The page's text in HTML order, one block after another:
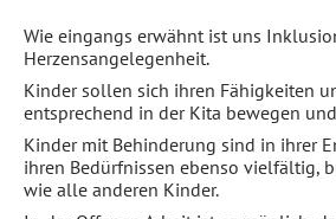
Wie eingangs erwähnt ist uns
Herzensangelegenheit.
Kinder sollen sich ihren Fähigkeiten
entsprechend in der Kita bewegen
Kinder mit Behinderung sind in ihrer
ihren Bedürfnissen ebenso vielfältig,
wie alle anderen Kinder.